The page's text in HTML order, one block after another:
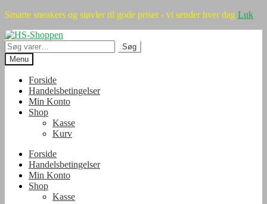
Smarte sneakers og støvler til gode priser - vi sender hver dag Luk
Spring
til
navigation
Spring
til
indhold
Søg
efter:
Søg
Menu
Forside
Handelsbetingelser
Min Konto
Shop
Kasse
Kurv
Forside
Handelsbetingelser
Min Konto
Shop
Kasse